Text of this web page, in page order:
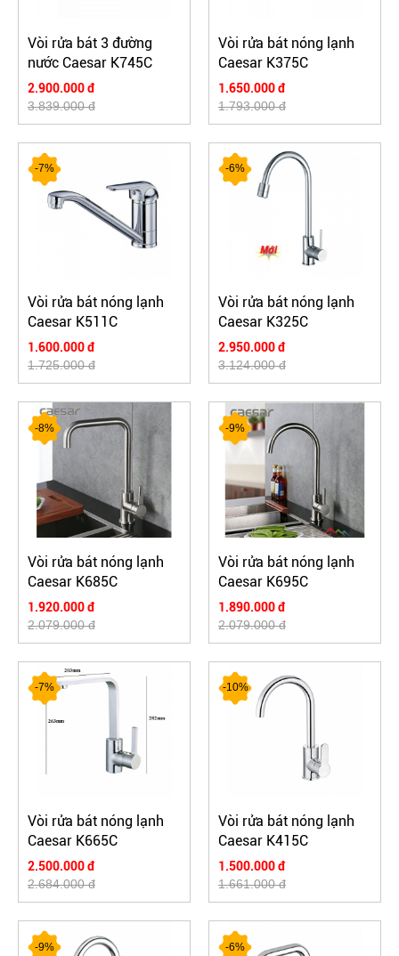
Vòi rửa bát 3 đường
nước Caesar K745C
2.900.000 đ
3.839.000 đ
Vòi rửa bát nóng lạnh
Caesar K375C
1.650.000 đ
1.793.000 đ
-7%
Vòi rửa bát nóng lạnh
Caesar K511C
1.600.000 đ
1.725.000 đ
-6%
Vòi rửa bát nóng lạnh
Caesar K325C
2.950.000 đ
3.124.000 đ
-8%
Vòi rửa bát nóng lạnh
Caesar K685C
1.920.000 đ
2.079.000 đ
-9%
Vòi rửa bát nóng lạnh
Caesar K695C
1.890.000 đ
2.079.000 đ
-7%
Vòi rửa bát nóng lạnh
Caesar K665C
2.500.000 đ
2.684.000 đ
-10%
Vòi rửa bát nóng lạnh
Caesar K415C
1.500.000 đ
1.661.000 đ
-9% -6%